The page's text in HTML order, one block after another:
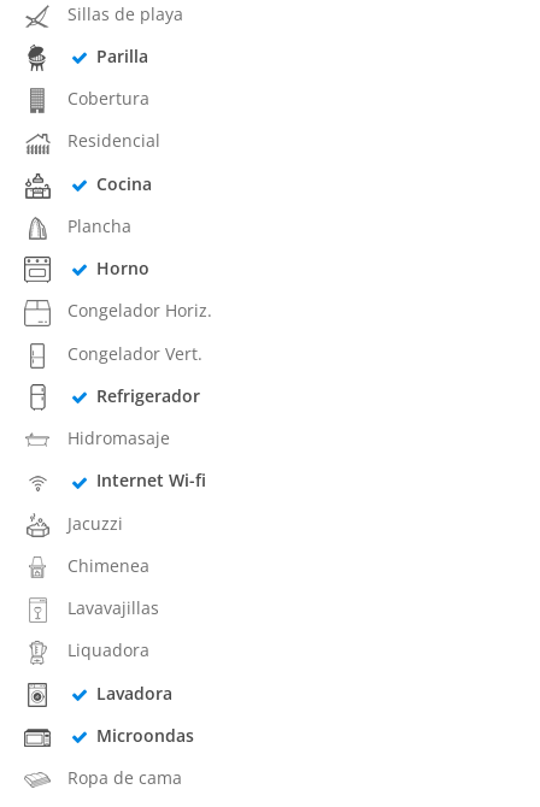
Sillas de playa
Parilla
Cobertura
Residencial
Cocina
Plancha
Horno
Congelador Horiz.
Congelador Vert.
Refrigerador
Hidromasaje
Internet Wi-fi
Jacuzzi
Chimenea
Lavavajillas
Liquadora
Lavadora
Microondas
Ropa de cama